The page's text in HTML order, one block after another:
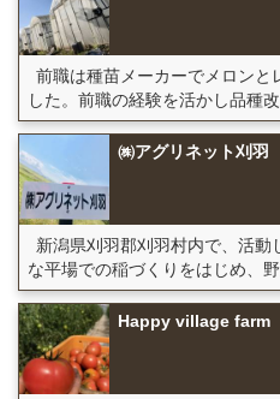
前職は種苗メーカーでメロンと
した。前職の経験を活かし品種改
㈱アグリネット刈羽
新潟県刈羽郡刈羽村内で、活
な平場での稲づくりをはじめ、野
Happy village farm